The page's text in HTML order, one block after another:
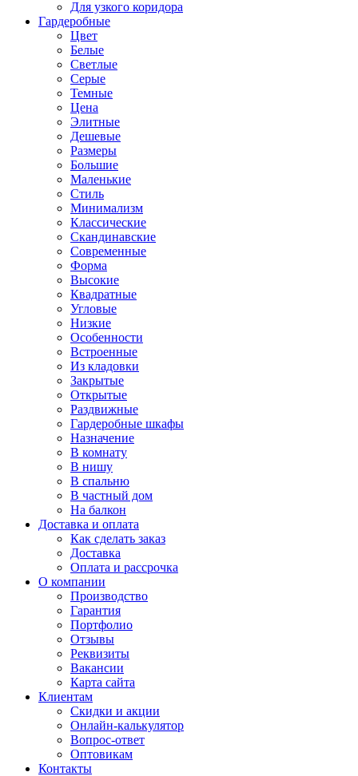
Для узкого коридора
Гардеробные
Цвет
Белые
Светлые
Серые
Темные
Цена
Элитные
Дешевые
Размеры
Большие
Маленькие
Стиль
Минимализм
Классические
Скандинавские
Современные
Форма
Высокие
Квадратные
Угловые
Низкие
Особенности
Встроенные
Из кладовки
Закрытые
Открытые
Раздвижные
Гардеробные шкафы
Назначение
В комнату
В нишу
В спальню
В частный дом
На балкон
Доставка и оплата
Как сделать заказ
Доставка
Оплата и рассрочка
О компании
Производство
Гарантия
Портфолио
Отзывы
Реквизиты
Вакансии
Карта сайта
Клиентам
Скидки и акции
Онлайн-калькулятор
Вопрос-ответ
Оптовикам
Контакты